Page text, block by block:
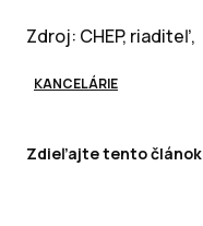
Zdroj: CHEP, riaditeľ,
KANCELÁRIE
Zdieľajte tento článok